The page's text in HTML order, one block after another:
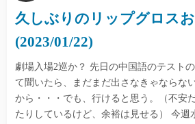
久しぶりのリップグロス
(2023/01/22)
劇場入場2巡か？ 先日の中国語のテスト
て聞いたら、まだまだ出さなきゃならな
から・・・でも、行けると思う。（不安
たりしているけど、余裕は見せる） 今週